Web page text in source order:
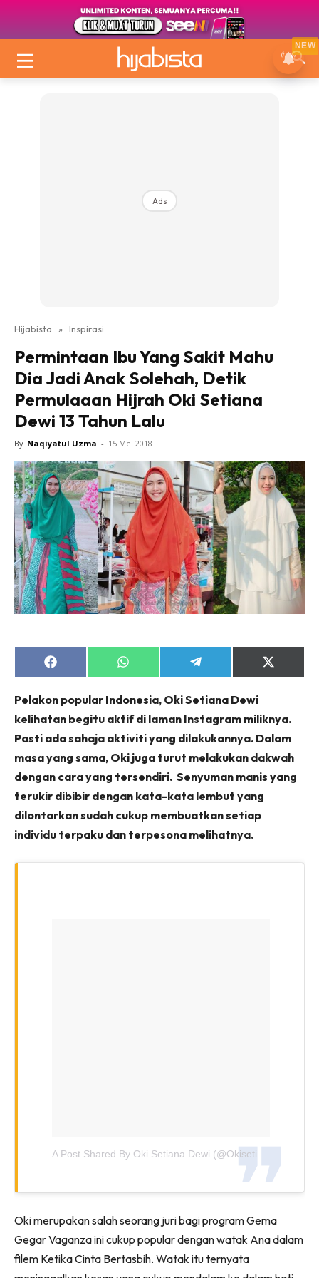
Ads
Hijabista » Inspirasi
Permintaan Ibu Yang Sakit Mahu
Dia Jadi Anak Solehah, Detik
Permulaaan Hijrah Oki Setiana
Dewi 13 Tahun Lalu
By Naqiyatul Uzma - 15 Mei 2018
Share
on
Share
on
Share
on
Share
on
Pelakon popular Indonesia, Oki Setiana Dewi
kelihatan begitu aktif di laman Instagram miliknya.
Pasti ada sahaja aktiviti yang dilakukannya. Dalam
masa yang sama, Oki juga turut melakukan dakwah
dengan cara yang tersendiri. Senyuman manis yang
terukir dibibir dengan kata-kata lembut yang
dilontarkan sudah cukup membuatkan setiap
individu terpaku dan terpesona melihatnya.
Oki merupakan salah seorang juri bagi program Gema
Gegar Vaganza ini cukup popular dengan watak Ana dalam
filem Ketika Cinta Bertasbih. Watak itu ternyata
NEW